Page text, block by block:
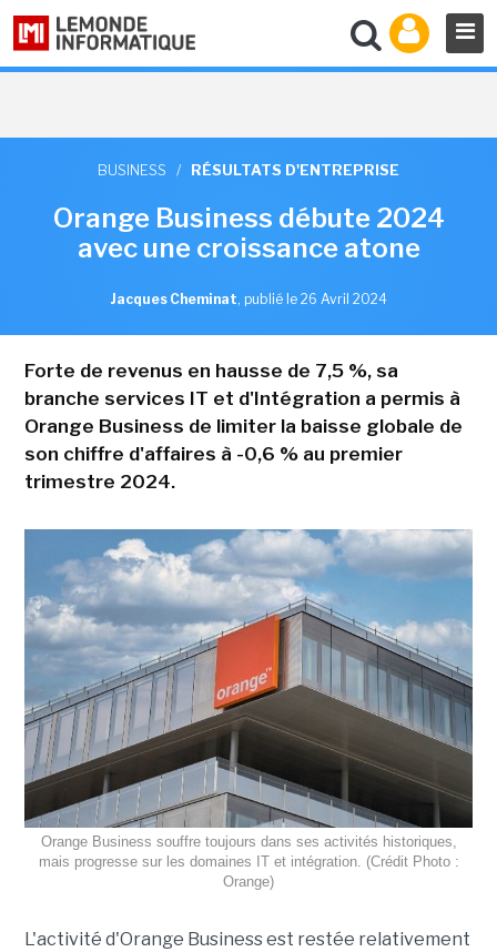
BUSINESS / RÉSULTATS D'ENTREPRISE
Orange Business débute 2024
avec une croissance atone
Jacques Cheminat, publié le 26 Avril 2024
Forte de revenus en hausse de 7,5 %, sa
branche services IT et d'Intégration a permis à
Orange Business de limiter la baisse globale de
son chiffre d'affaires à -0,6 % au premier
trimestre 2024.
Orange Business souffre toujours dans ses activités historiques,
mais progresse sur les domaines IT et intégration. (Crédit Photo :
Orange)
L'activité d'Orange Business est restée relativement